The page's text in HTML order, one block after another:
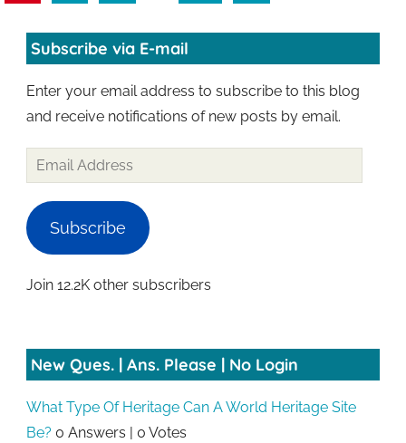
Subscribe via E-mail
Enter your email address to subscribe to this blog
and receive notifications of new posts by email.
Email
Address
Subscribe
Join 12.2K other subscribers
New Ques. | Ans. Please | No Login
What Type Of Heritage Can A World Heritage Site
Be? 0 Answers 0 Votes